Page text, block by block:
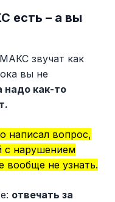
есть – а вы
звучат как
вы не
надо как-то
написал вопрос,
с нарушением
вообще не узнать.
отвечать за